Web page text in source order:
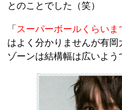
とのことでした（笑）
「 スーパーボールくらいま
はよく分かりませんが有岡
ゾーンは結構幅は広いよう